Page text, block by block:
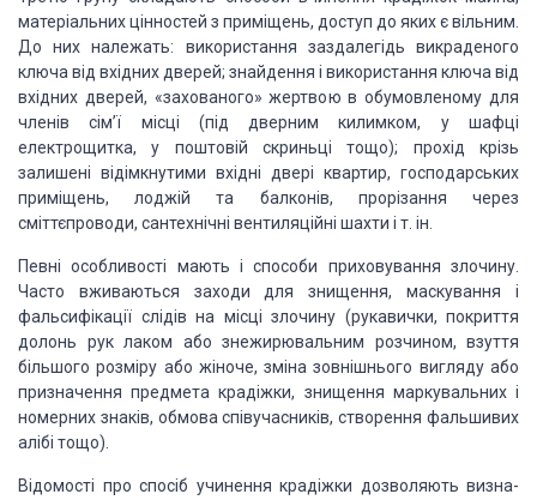
ма­теріальних цінностей з приміщень, доступ до яких є вільним.
До них належать: використання заздалегідь викраденого
ключа від вхідних дверей; знайдення і використання ключа від
вхідних две­рей, «захованого» жертвою в обумовленому для
членів сім’ї місці (під дверним килимком, у шафці
електрощитка, у поштовій скриньці тощо); прохід крізь
залишені відімкнутими вхідні двері квартир, господарських
приміщень, лоджій та балконів, прорізан­ня через
сміттєпроводи, сантехнічні вентиляційні шахти і т. ін.
Певні особливості мають і способи приховування злочину.
Часто вживаються заходи для знищення, маскування і
фальси­фікації слідів на місці злочину (рукавички, покриття
долонь рук лаком або знежирювальним розчином, взуття
більшого роз­міру або жіноче, зміна зовнішнього вигляду або
призначення предмета крадіжки, знищення маркувальних і
номерних знаків, обмова співучасників, створення фальшивих
алібі тощо).
Відомості про спосіб учинення крадіжки дозволяють визна­